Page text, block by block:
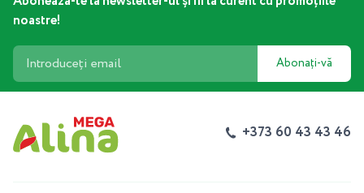
noastre!
Abonați-vă
+373 60 43 43 46